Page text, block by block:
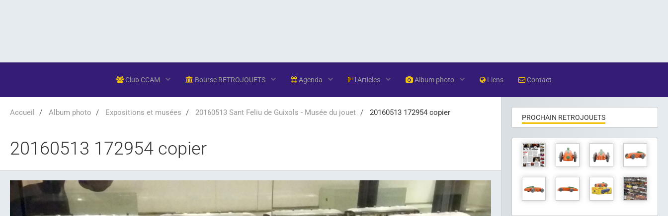
Club CCAM Bourse RETROJOUETS Agenda Articles Album photo Liens Contact
Accueil Album photo Expositions et musées 20160513 Sant Feliu de Guixols - Musée du jouet 20160513 172954 copier
20160513 172954 copier
PROCHAIN RETROJOUETS